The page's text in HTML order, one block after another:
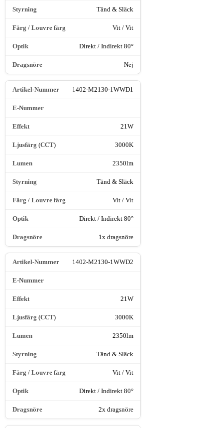
Tänd & Släck
Vit / Vit
Direkt / Indirekt 80°
Nej
1402-M2130-1WWD1
21W
3000K
2350lm
Tänd & Släck
Vit / Vit
Direkt / Indirekt 80°
1x dragsnöre
1402-M2130-1WWD2
21W
3000K
2350lm
Tänd & Släck
Vit / Vit
Direkt / Indirekt 80°
2x dragsnöre